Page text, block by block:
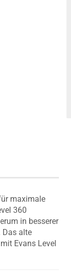
maximale
360
in besserer
Das alte
Evans Level